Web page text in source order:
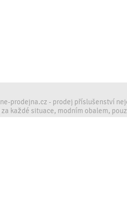
prodejna.cz - prodej příslušenství
každé situace, modním obalem,